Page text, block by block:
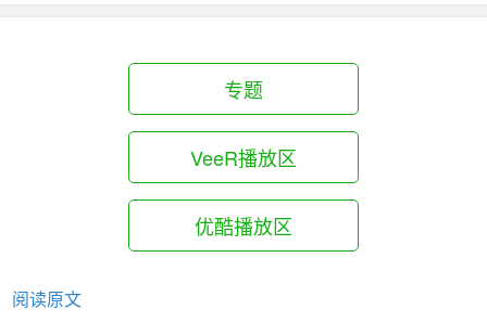
专题
VeeR播放区
优酷播放区
阅读原文